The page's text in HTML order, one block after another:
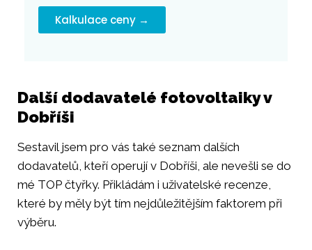
Kalkulace ceny →
Další dodavatelé fotovoltaiky v
Dobříši
Sestavil jsem pro vás také seznam dalších
dodavatelů, kteří operují v Dobříši, ale nevešli se do
mé TOP čtyřky. Přikládám i uživatelské recenze,
které by měly být tím nejdůležitějším faktorem při
výběru.